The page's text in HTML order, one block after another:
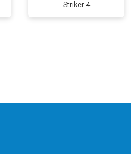
Striker 4